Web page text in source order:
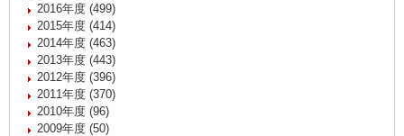
2016年度 (499)
2015年度 (414)
2014年度 (463)
2013年度 (443)
2012年度 (396)
2011年度 (370)
2010年度 (96)
2009年度 (50)